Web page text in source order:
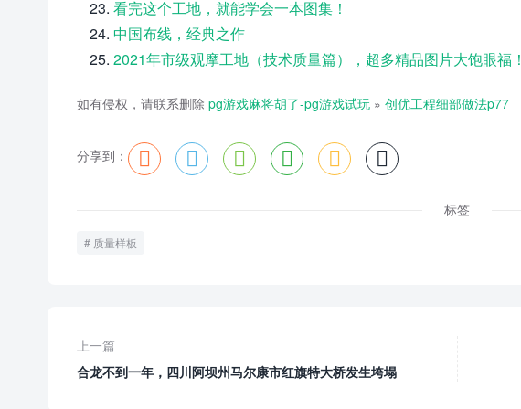
看完这个工地，就能学会一本图集！
中国布线，经典之作
2021年市级观摩工地（技术质量篇），超多精品图片大饱眼福！
如有侵权，请联系删除 pg游戏麻将胡了-pg游戏试玩 » 创优工程细部做法p77
分享到：      
标签
质量样板
上一篇
合龙不到一年，四川阿坝州马尔康市红旗特大桥发生垮塌